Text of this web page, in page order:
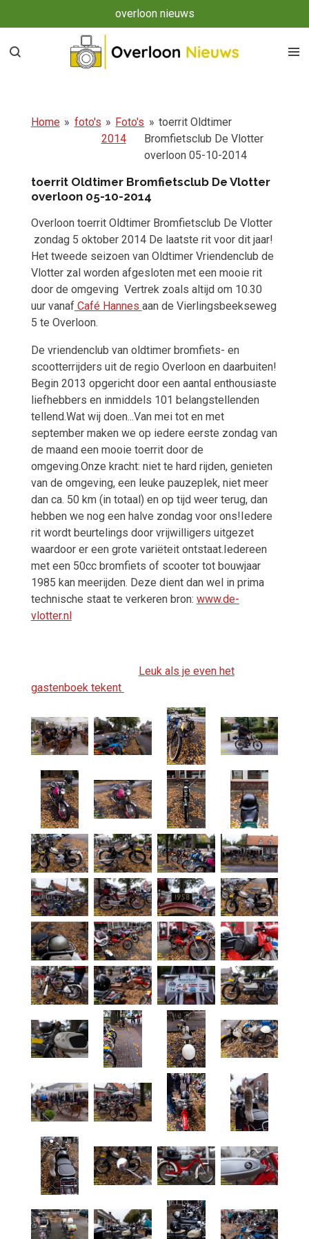
direct
naar
overloon nieuws
Home » foto's » Foto's
2014
» toerrit Oldtimer
Bromfietsclub De Vlotter
overloon 05-10-2014
toerrit Oldtimer Bromfietsclub De Vlotter
overloon 05-10-2014
Overloon toerrit Oldtimer Bromfietsclub De Vlotter
zondag 5 oktober 2014 De laatste rit voor dit jaar!
Het tweede seizoen van Oldtimer Vriendenclub de
Vlotter zal worden afgesloten met een mooie rit
door de omgeving Vertrek zoals altijd om 10.30
uur vanafCafé Hannes aan de Vierlingsbeekseweg
5 te Overloon.
De vriendenclub van oldtimer bromfiets- en
scootterrijders uit de regio Overloon en daarbuiten!
Begin 2013 opgericht door een aantal enthousiaste
liefhebbers en inmiddels 101 belangstellenden
tellend.Wat wij doen...Van mei tot en met
september maken we op iedere eerste zondag van
de maand een mooie toerrit door de
omgeving.Onze kracht: niet te hard rijden, genieten
van de omgeving, een leuke pauzeplek, niet meer
dan ca. 50 km (in totaal) en op tijd weer terug, dan
hebben we nog een halve zondag voor ons!Iedere
rit wordt beurtelings door vrijwilligers uitgezet
waardoor er een grote variëteit ontstaat.Iedereen
met een 50cc bromfiets of scooter tot bouwjaar
1985 kan meerijden. Deze dient dan wel in prima
technische staat te verkeren bron: www.de-
vlotter.nl
Leuk als je even het
gastenboek tekent